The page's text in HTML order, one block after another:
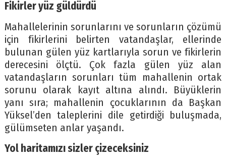
Fikirler yüz güldürdü
Mahallelerinin sorunlarını ve sorunların çözümü
için fikirlerini belirten vatandaşlar, ellerinde
bulunan gülen yüz kartlarıyla sorun ve fikirlerin
derecesini ölçtü. Çok fazla gülen yüz alan
vatandaşların sorunları tüm mahallenin ortak
sorunu olarak kayıt altına alındı. Büyüklerin
yanı sıra; mahallenin çocuklarının da Başkan
Yüksel’den taleplerini dile getirdiği buluşmada,
gülümseten anlar yaşandı.
Yol haritamızı sizler çizeceksiniz